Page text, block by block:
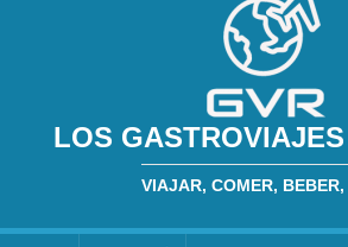
LOS
VIAJAR, COMER, BEBER,